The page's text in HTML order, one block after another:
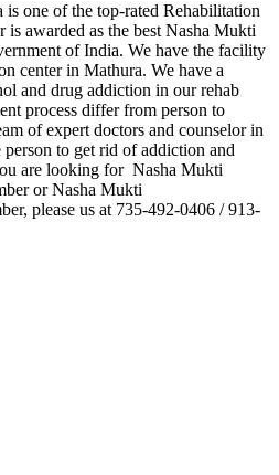
one of the top-rated Rehabilitation
is awarded as the best Nasha Mukti
of India. We have the facility
center in Mathura. We have a
and drug addiction in our rehab
process differ from person to
of expert doctors and counselor in
to get rid of addiction and
are looking for Nasha Mukti
or Nasha Mukti
please us at 735-492-0406 / 913-